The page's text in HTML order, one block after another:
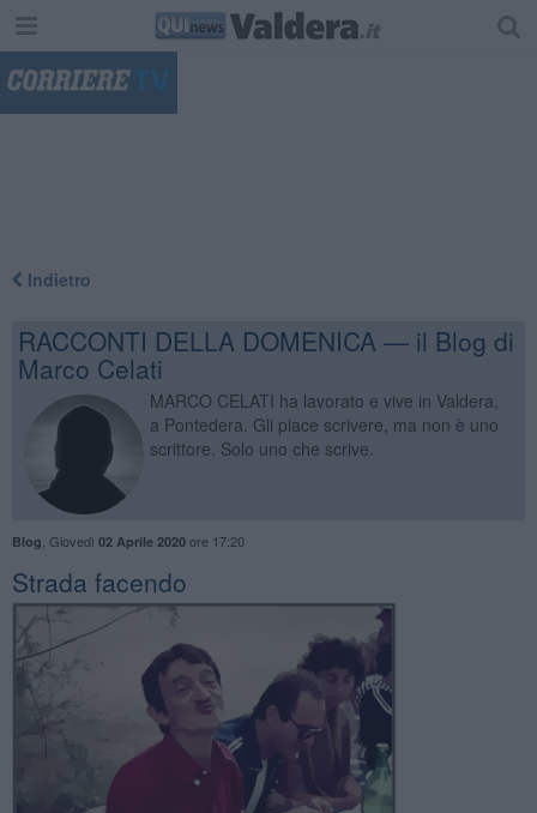
Indietro
RACCONTI DELLA DOMENICA — il Blog di
Marco Celati
MARCO CELATI ha lavorato e vive in Valdera,
a Pontedera. Gli piace scrivere, ma non è uno
scrittore. Solo uno che scrive.
Blog Giovedì 02 Aprile 2020ore 17:20
Strada facendo